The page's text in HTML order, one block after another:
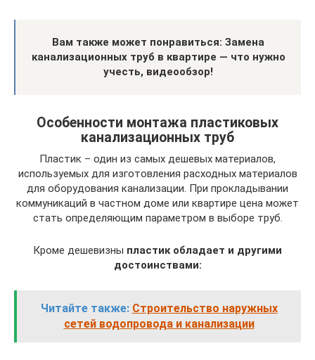
Вам также может понравиться: Замена
канализационных труб в квартире — что нужно
учесть, видеообзор!
Особенности монтажа пластиковых
канализационных труб
Пластик – один из самых дешевых материалов,
используемых для изготовления расходных материалов
для оборудования канализации. При прокладывании
коммуникаций в частном доме или квартире цена может
стать определяющим параметром в выборе труб.
Кроме дешевизны пластик обладает и другими
достоинствами:
Читайте также: Строительство наружных
сетей водопровода и канализации